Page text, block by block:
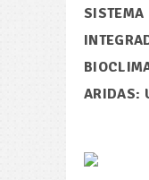
SISTEMA
ARIDAS: